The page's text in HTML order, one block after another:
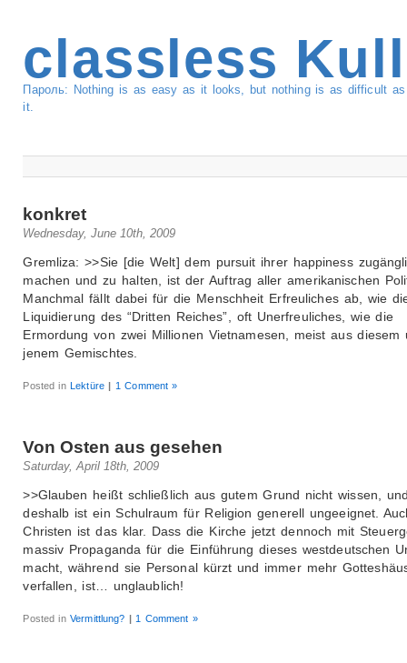
classless
Пароль: Nothing is as easy as it looks, but nothing is as difficult
it.
konkret
Wednesday, June 10th, 2009
Gremliza: >>Sie [die Welt] dem pursuit ihrer happiness
machen und zu halten, ist der Auftrag aller amerikanischen
Manchmal fällt dabei für die Menschheit Erfreuliches ab, wie
Liquidierung des “Dritten Reiches”, oft Unerfreuliches, wie die
Ermordung von zwei Millionen Vietnamesen, meist aus diesem
jenem Gemischtes.
Posted inLektüre | 1 Comment »
Von Osten aus gesehen
Saturday, April 18th, 2009
>>Glauben heißt schließlich aus gutem Grund nicht wissen,
deshalb ist ein Schulraum für Religion generell ungeeignet.
Christen ist das klar. Dass die Kirche jetzt dennoch mit
massiv Propaganda für die Einführung dieses westdeutschen
macht, während sie Personal kürzt und immer mehr
verfallen, ist… unglaublich!
Posted inVermittlung? | 1 Comment »